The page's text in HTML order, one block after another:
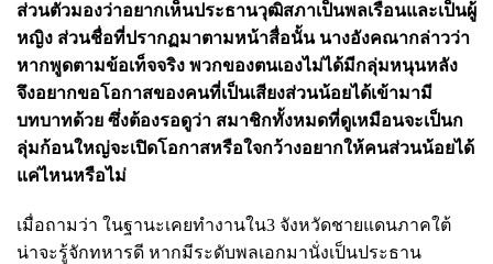
ส่วนตัวมองว่าอยากเห็นประธานวุฒิสภาเป็นพลเรือนและเป็นผู้
หญิง ส่วนชื่อที่ปรากฏมาตามหน้าสื่อนั้น นางอังคณากล่าวว่า
หากพูดตามข้อเท็จจริง พวกของตนเองไม่ได้มีกลุ่มหนุนหลัง
จึงอยากขอโอกาสของคนที่เป็นเสียงส่วนน้อยได้เข้ามามี
บทบาทด้วย ซึ่งต้องรอดูว่า สมาชิกทั้งหมดที่ดูเหมือนจะเป็นก
ลุ่มก้อนใหญ่จะเปิดโอกาสหรือใจกว้างอยากให้คนส่วนน้อยได้
แค่ไหนหรือไม่
เมื่อถามว่า ในฐานะเคยทำงานใน3 จังหวัดชายแดนภาคใต้
น่าจะรู้จักทหารดี หากมีระดับพลเอกมานั่งเป็นประธาน